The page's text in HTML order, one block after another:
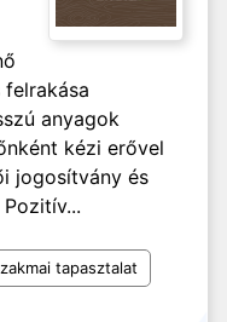
felrakása
anyagok
kézi erővel
jogosítvány és
tapasztalat